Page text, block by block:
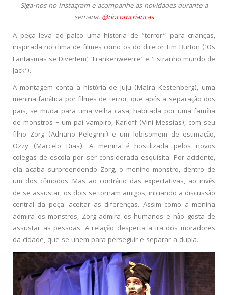
Siga-nos no Instagram e acompanhe as novidades durante a
semana. @riocomcriancas
A peça leva ao palco uma história de “terror” para crianças,
inspirada no clima de filmes como os do diretor Tim Burton (‘Os
Fantasmas se Divertem’, ‘Frankenweenie’ e ‘Estranho mundo de
Jack’).
A montagem conta a história de Juju (Maíra Kestenberg), uma
menina fanática por filmes de terror, que após a separação dos
pais, se muda para uma velha casa, habitada por uma família
de monstros – um pai vampiro, Karloff (Vini Messias), com seu
filho Zorg (Adriano Pelegrini) e um lobisomem de estimação,
Ozzy (Marcelo Dias). A menina é hostilizada pelos novos
colegas de escola por ser considerada esquisita. Por acidente,
ela acaba surpreendendo Zorg, o menino monstro, dentro de
um dos cômodos. Mas ao contrário das expectativas, ao invés
de se assustar, os dois se tornam amigos, iniciando a discussão
central da peça: aceitar as diferenças. Assim como a menina
admira os monstros, Zorg admira os humanos e não gosta de
assustar as pessoas. A relação desperta a ira dos moradores
da cidade, que se unem para perseguir e separar a dupla.